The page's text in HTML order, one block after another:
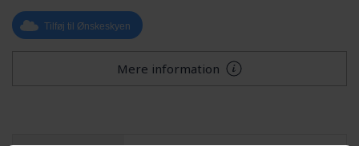
Tilføj til Ønskeskyen
Mere information